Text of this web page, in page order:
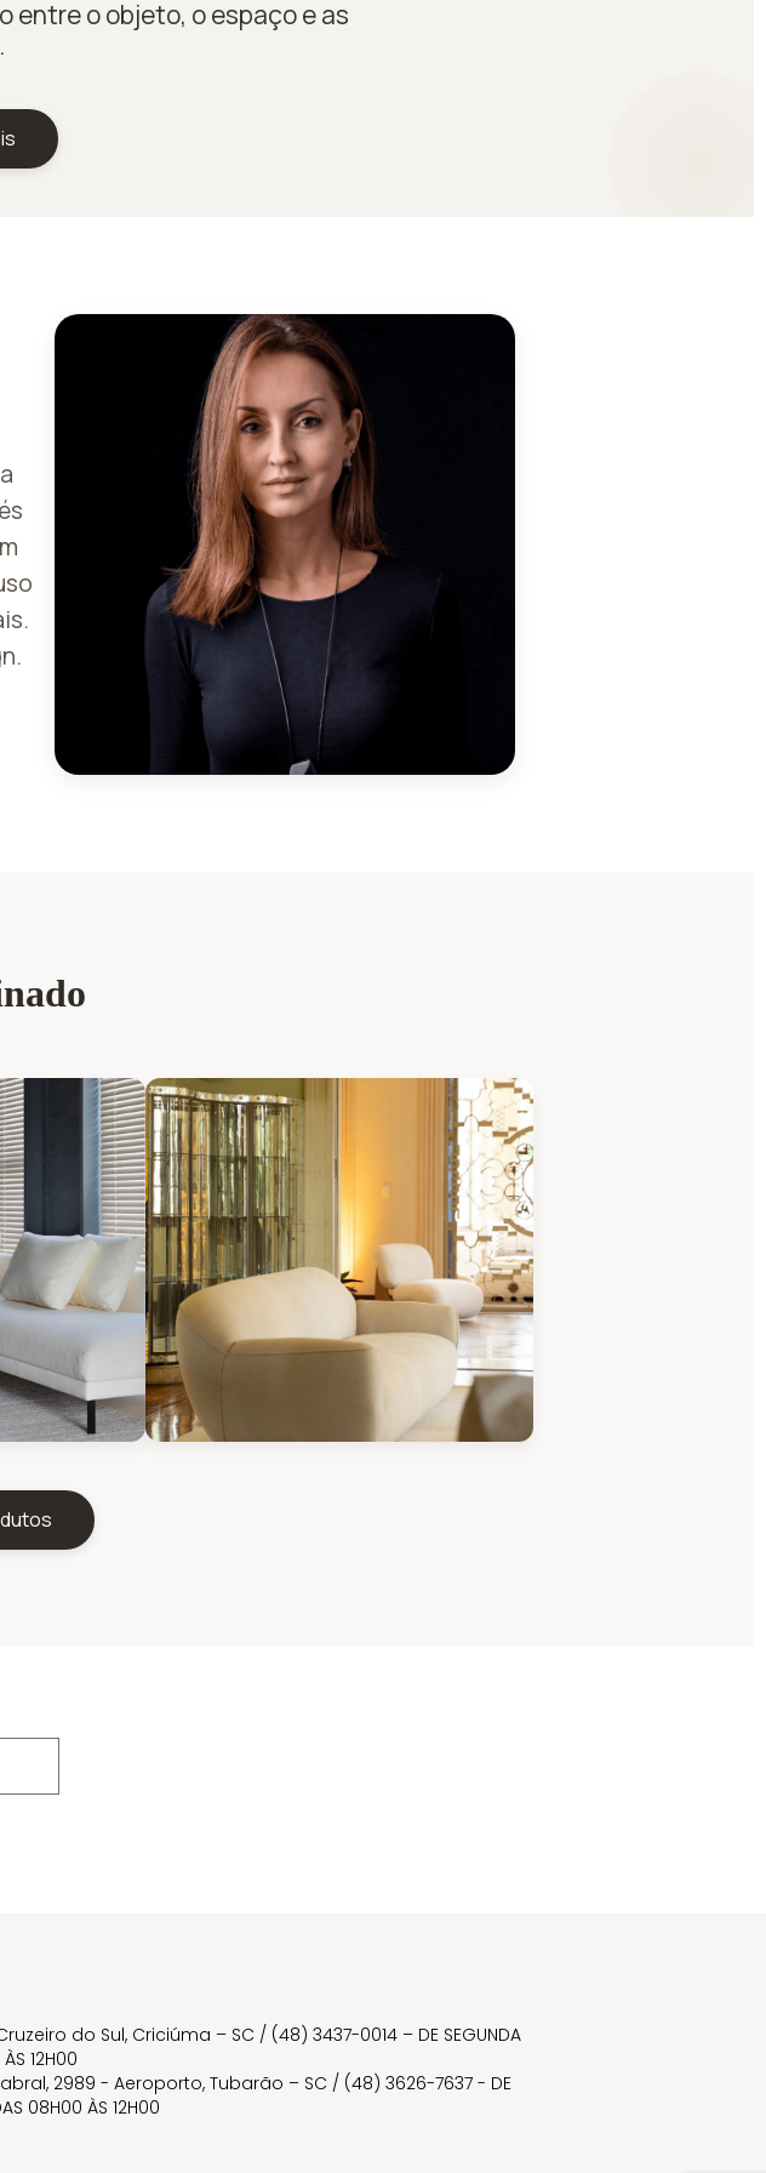
entre o objeto, o espaço e as
do Sul, Criciúma – SC / (48) 3437-0014 – DE SEGUNDA
12H00
2989 - Aeroporto, Tubarão – SC / (48) 3626-7637 - DE
08H00 ÀS 12H00